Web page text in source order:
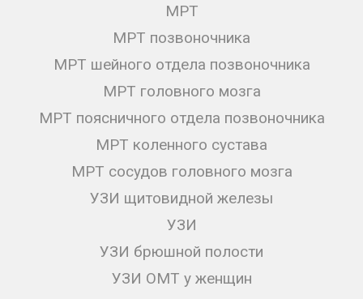
МРТ
МРТ позвоночника
МРТ шейного отдела позвоночника
МРТ головного мозга
МРТ поясничного отдела позвоночника
МРТ коленного сустава
МРТ сосудов головного мозга
УЗИ щитовидной железы
УЗИ
УЗИ брюшной полости
УЗИ ОМТ у женщин